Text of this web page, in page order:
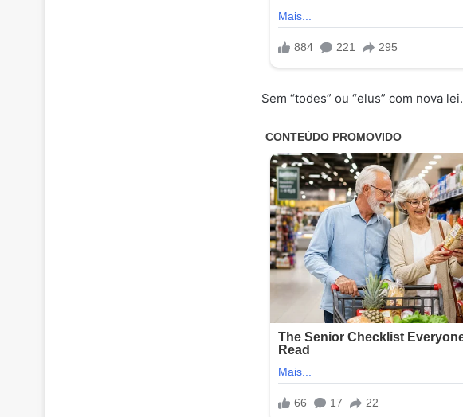
Sem “todes” ou “elus” com nova lei.